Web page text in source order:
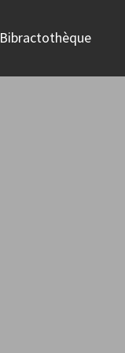
Bibractothèque